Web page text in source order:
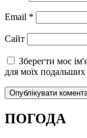
Email *
Сайт
Зберегти моє
для моїх подальших
ПОГОДА